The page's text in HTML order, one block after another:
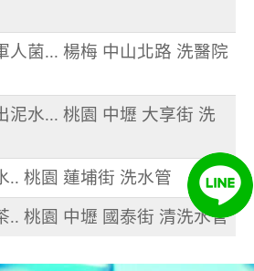
人菌... 楊梅 中山北路 洗醫院
泥水... 桃園 中壢 大享街 洗
.. 桃園 蓮埔街 洗水管
.. 桃園 中壢 國泰街 清洗水管